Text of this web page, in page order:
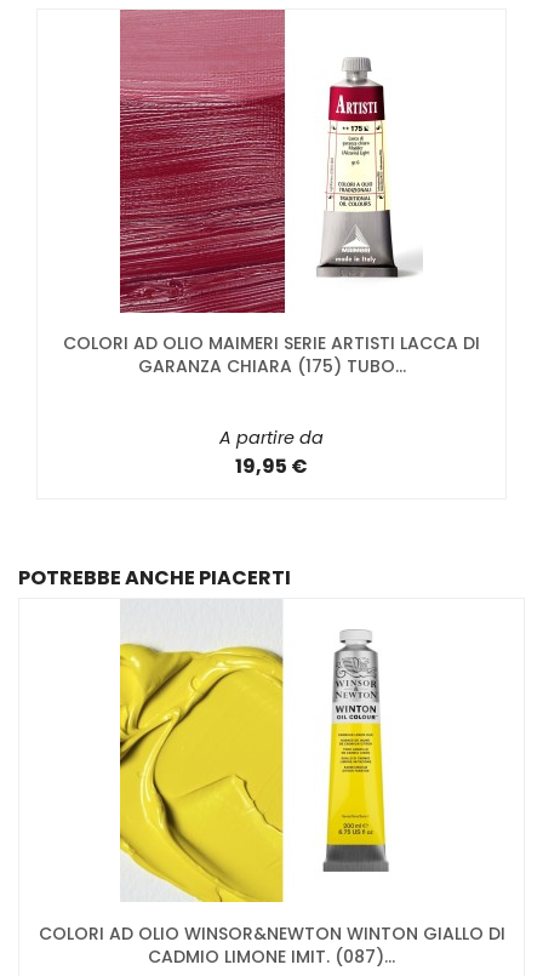
COLORI AD OLIO MAIMERI SERIE ARTISTI LACCA DI
GARANZA CHIARA (175) TUBO...
A partire da
19,95 €
POTREBBE ANCHE PIACERTI
COLORI AD OLIO WINSOR&NEWTON WINTON GIALLO DI
CADMIO LIMONE IMIT. (087)...